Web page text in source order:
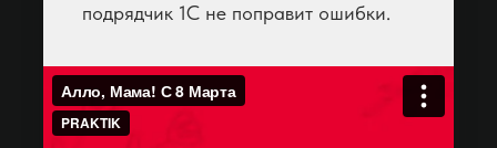
подрядчик 1С не поправит ошибки.